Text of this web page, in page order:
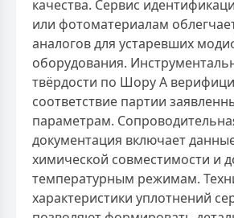
качества. Сервис
или фотоматериалам
аналогов для устаревших
оборудования.
твёрдости по Шору А
соответствие партии
параметрам.
документация включает
химической совместимости и
температурным режимам.
характеристики уплотнений